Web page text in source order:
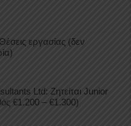
εργασίας (δεν
Ltd: Ζητείται Junior
€1.200 – €1.300)